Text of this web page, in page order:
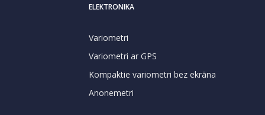
ELEKTRONIKA
Variometri
Variometri ar GPS
Kompaktie variometri bez ekrāna
Anonemetri